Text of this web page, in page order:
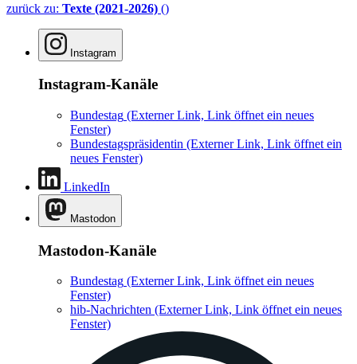
zurück zu: Texte (2021-2026) ()
Instagram
Instagram-Kanäle
Bundestag (Externer Link, Link öffnet ein neues
Fenster)
Bundestagspräsidentin (Externer Link, Link öffnet ein
neues Fenster)
LinkedIn
Mastodon
Mastodon-Kanäle
Bundestag (Externer Link, Link öffnet ein neues
Fenster)
hib-Nachrichten (Externer Link, Link öffnet ein neues
Fenster)